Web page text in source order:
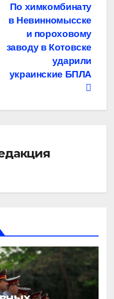
По химкомбинату
в Невинномысске
и пороховому
заводу в Котовске
ударили
украинские БПЛА